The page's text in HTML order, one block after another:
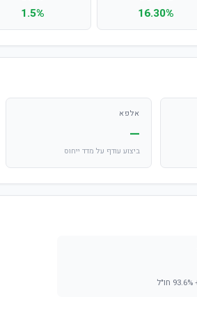
16.30%
1.5%
אלפא
—
ביצוע עודף על מדד ייחוס